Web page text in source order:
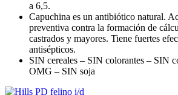
a 6,5.
Capuchina es un antibiótico natural.
preventiva contra la formación de
castrados y mayores. Tiene fuertes
antisépticos.
SIN cereales – SIN colorantes – SIN
OMG – SIN soja